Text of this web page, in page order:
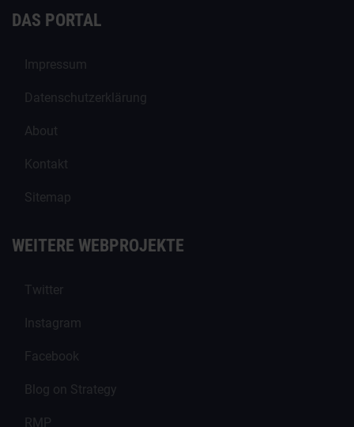
DAS PORTAL
Impressum
Datenschutzerklärung
About
Kontakt
Sitemap
WEITERE WEBPROJEKTE
Twitter
Instagram
Facebook
Blog on Strategy
RMP